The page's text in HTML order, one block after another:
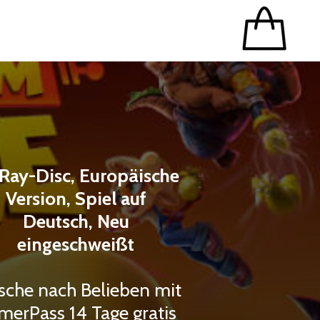
Disc, Europäische
Version, Spiel auf
Deutsch, Neu
eingeschweißt
nach Belieben mit
14 Tage gratis